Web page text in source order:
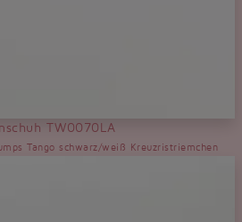
TW0070LA
Tango schwarz/weiß Kreuzristriemchen